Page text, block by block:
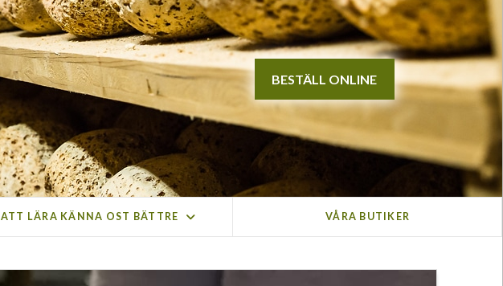
BESTÄLL ONLINE
ATT LÄRA KÄNNA OST BÄTTRE VÅRA BUTIKER